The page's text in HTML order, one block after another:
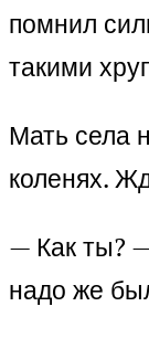
помнил
такими
Мать села
коленях.
— Как ты?
надо же